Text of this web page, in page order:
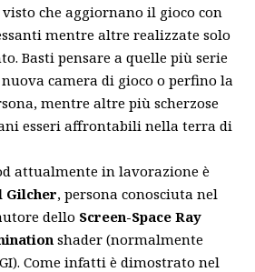
che aggiornano il gioco con
mentre altre realizzate solo
Basti pensare a quelle più serie
nuova camera di gioco o perfino la
, mentre altre più scherzose
esseri affrontabili nella terra di
attualmente in lavorazione è
Gilcher, persona conosciuta nel
dello Screen-Space Ray
shader (normalmente
Come infatti è dimostrato nel